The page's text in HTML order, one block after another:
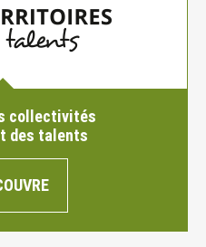
collectivités
des talents